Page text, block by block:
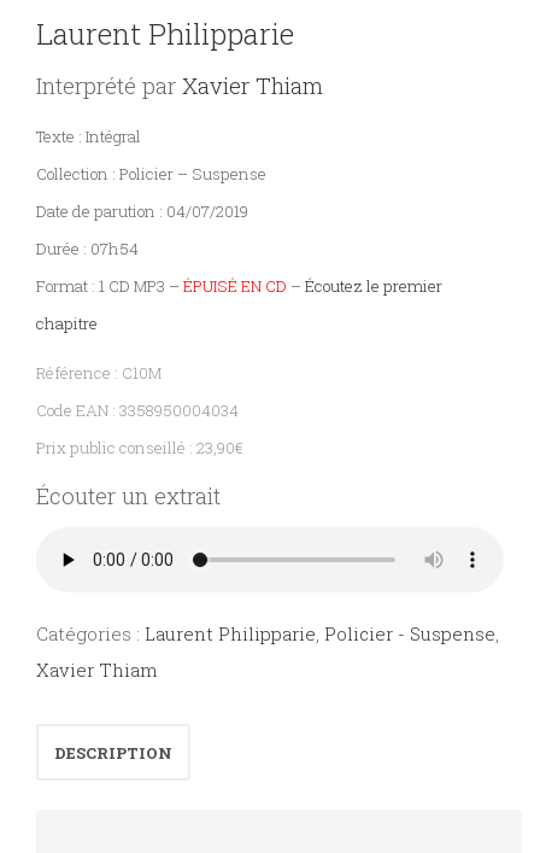
CONTACT
Laurent Philipparie
Interprété par Xavier Thiam
Texte : Intégral
Collection : Policier – Suspense
Date de parution : 04/07/2019
Durée : 07h54
Format : 1 CD MP3 – ÉPUISÉ EN CD – Écoutez le premier
chapitre
Référence : C10M
Code EAN : 3358950004034
Prix public conseillé : 23,90€
Écouter un extrait
Catégories : Laurent Philipparie, Policier - Suspense,
Xavier Thiam
DESCRIPTION